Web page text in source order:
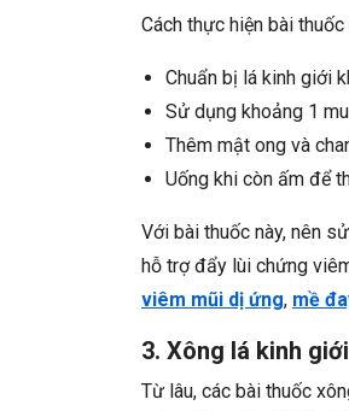
Cách thực hiện bài
Chuẩn bị lá kinh giới
Sử dụng khoảng 1
Thêm mật ong và
Uống khi còn ấm để
Với bài thuốc này, nên
hỗ trợ đẩy lùi chứng
viêm mũi dị ứng, mề
3. Xông lá kinh
Từ lâu, các bài thuốc